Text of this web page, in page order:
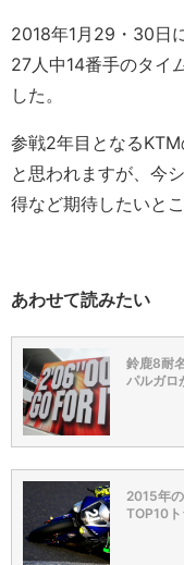
2018年1月29・30日
27人中14番手のタイ
した。
参戦2年目となる
と思われますが、今
得など期待したいとこ
あわせて読みたい
鈴鹿8耐
パルガロ
2015年
TOP10ト